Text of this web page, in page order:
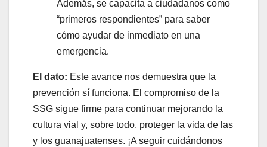
Además, se capacita a ciudadanos como
“primeros respondientes” para saber
cómo ayudar de inmediato en una
emergencia.
El dato: Este avance nos demuestra que la
prevención sí funciona. El compromiso de la
SSG sigue firme para continuar mejorando la
cultura vial y, sobre todo, proteger la vida de las
y los guanajuatenses. ¡A seguir cuidándonos